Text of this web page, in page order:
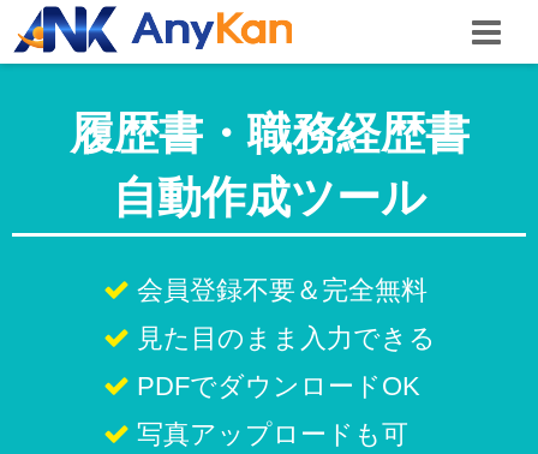
履歴書・職務経歴書
自動作成ツール
会員登録不要＆完全無料
見た目のまま入力できる
PDFでダウンロードOK
写真アップロードも可